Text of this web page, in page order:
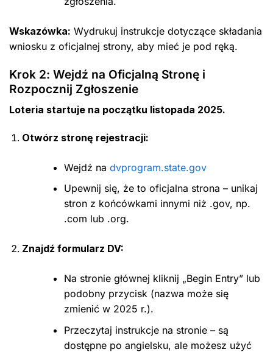
Wskazówka: Wydrukuj instrukcje dotyczące składania
wniosku z oficjalnej strony, aby mieć je pod ręką.
Krok 2: Wejdź na Oficjalną Stronę i
Rozpocznij Zgłoszenie
Loteria startuje na początku listopada 2025.
Otwórz stronę rejestracji:
Wejdź na dvprogram.state.gov
Upewnij się, że to oficjalna strona – unikaj
stron z końcówkami innymi niż .gov, np.
.com lub .org.
Znajdź formularz DV:
Na stronie głównej kliknij „Begin Entry” lub
podobny przycisk (nazwa może się
zmienić w 2025 r.).
Przeczytaj instrukcje na stronie – są
dostępne po angielsku, ale możesz użyć